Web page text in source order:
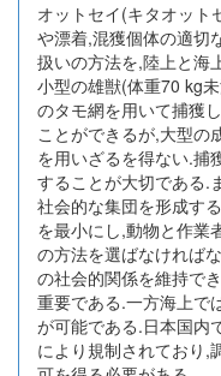
オットセイ(キタオット
や漂着,混獲個体の適切
扱いの方法を,陸上と海
小型の雄獣(体重70 kg
のタモ網を用いて捕獲
ことができるが,大型の
を用いざるを得ない.捕
することが大切である.
社会的な集団を形成す
を最小にし,動物と作業
の方法を選ばなければ
の社会的関係を維持で
重要である.一方海上で
が可能である.日本国内
により規制されており,